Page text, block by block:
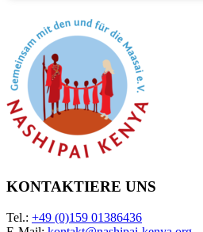
KONTAKTIERE UNS
Tel.: +49 (0)159 01386436